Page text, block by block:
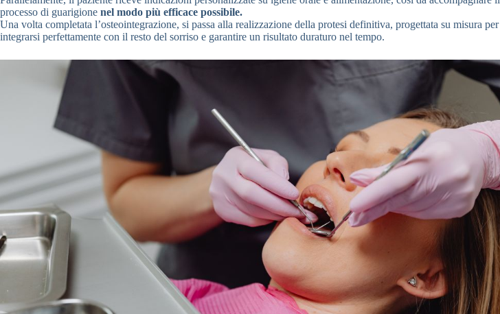
processo di guarigione nel modo più efficace possibile.
Una volta completata l’osteointegrazione, si passa alla realizzazione della protesi definitiva, progettata su misura per
integrarsi perfettamente con il resto del sorriso e garantire un risultato duraturo nel tempo.